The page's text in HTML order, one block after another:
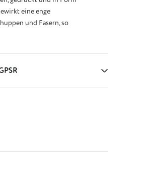
eine enge
und Fasern, so